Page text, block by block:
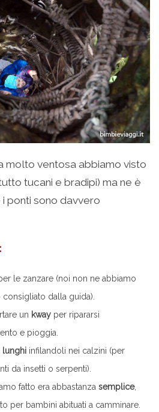
molto ventosa abbiamo visto
tucani e bradipi) ma ne è
ponti sono davvero
le zanzare (noi non ne abbiamo
dalla guida).
un kway per ripararsi
e pioggia.
lunghi infilandoli nei calzini (per
da insetti o serpenti).
fatto era abbastanza semplice,
per bambini abituati a camminare.